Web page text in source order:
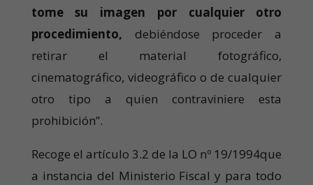
tome su imagen por cualquier otro
procedimiento, debiéndose proceder a
retirar el material fotográfico,
cinematográfico, videográfico o de cualquier
otro tipo a quien contraviniere esta
prohibición”.
Recoge el artículo 3.2 de la LO nº 19/1994que
a instancia del Ministerio Fiscal y para todo